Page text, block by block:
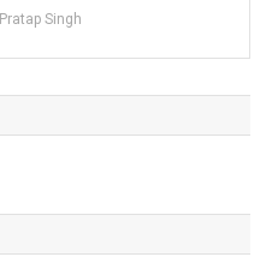
Singh